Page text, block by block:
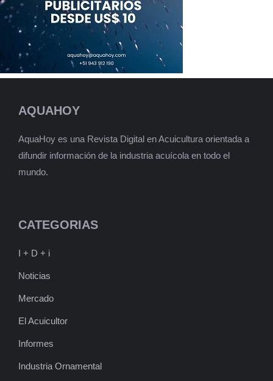
AQUAHOY
AquaHoy es una Revista Digital en Acuicultura orientada a
difundir información de la industria acuícola en todo el
mundo.
CATEGORIAS
I + D + i
Noticias
Mercado
El Acuicultor
Informes
Industria Ornamental